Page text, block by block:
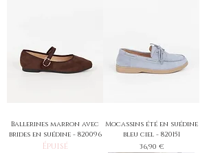
Ballerines marron avec
brides en suédine - 820096
Épuisé
Mocassins été en suédine
bleu ciel - 820151
Prix
36,90 €